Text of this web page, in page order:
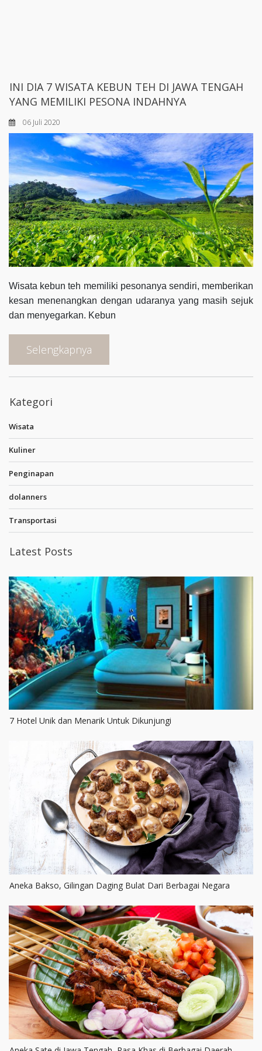
INI DIA 7 WISATA KEBUN TEH DI JAWA TENGAH
YANG MEMILIKI PESONA INDAHNYA
06 Juli 2020
Wisata kebun teh memiliki pesonanya sendiri, memberikan
kesan menenangkan dengan udaranya yang masih sejuk
dan menyegarkan. Kebun
Selengkapnya
Kategori
Wisata
Kuliner
Penginapan
dolanners
Transportasi
Latest Posts
7 Hotel Unik dan Menarik Untuk Dikunjungi
Aneka Bakso, Gilingan Daging Bulat Dari Berbagai Negara